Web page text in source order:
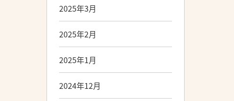
2025年3月
2025年2月
2025年1月
2024年12月